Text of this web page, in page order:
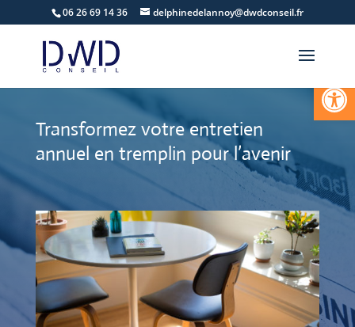
Ouvrir
06 26 69 14 36 delphinedelannoy@dwdconseil.fr
Transformez votre entretien
annuel en tremplin pour l’avenir